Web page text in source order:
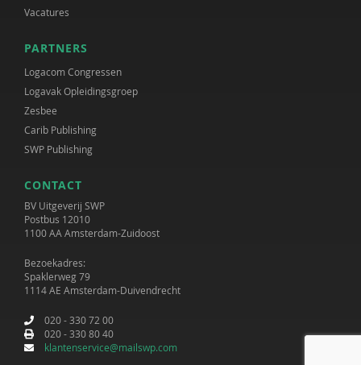
Vacatures
PARTNERS
Logacom Congressen
Logavak Opleidingsgroep
Zesbee
Carib Publishing
SWP Publishing
CONTACT
BV Uitgeverij SWP
Postbus 12010
1100 AA Amsterdam-Zuidoost
Bezoekadres:
Spaklerweg 79
1114 AE Amsterdam-Duivendrecht
020 - 330 72 00
020 - 330 80 40
klantenservice@mailswp.com